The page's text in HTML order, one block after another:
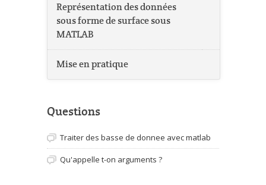
Représentation des données
sous forme de surface sous
MATLAB
Mise en pratique
Questions
Traiter des basse de donnee avec matlab
Qu'appelle t-on arguments ?